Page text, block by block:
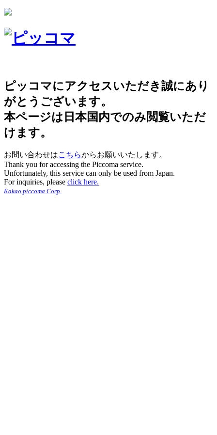
ピッコマにアクセスいただき誠にあり
がとうございます。
本ページは日本国内でのみ閲覧いただ
けます。
お問い合わせはこちらからお願いいたします。
Thank you for accessing the Piccoma service.
Unfortunately, this service can only be used from Japan.
For inquiries, please click here.
Kakao piccoma Corp.